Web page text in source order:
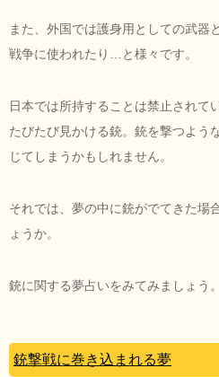
また、外国では護身用としての武器
戦争に使われたり…と様々です。
日本では所持することは禁止されて
たびたび見かける銃。銃を撃つよう
じてしまうかもしれません。
それでは、夢の中に銃がでてきた場
ょうか。
銃に関する夢占いをみてみましょう。
銃撃戦に巻き込まれる夢